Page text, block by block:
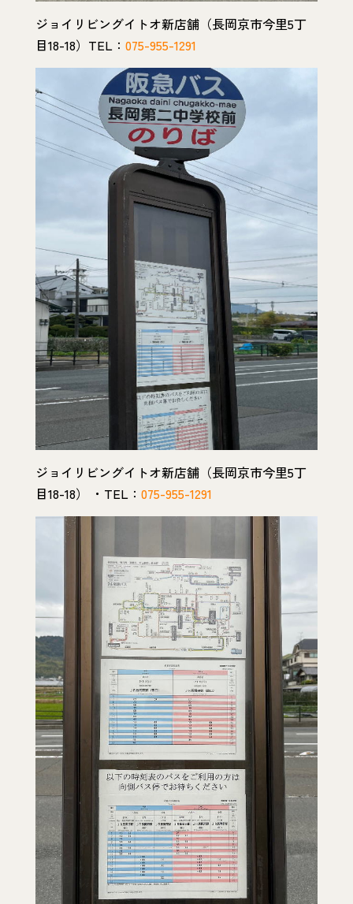
ジョイリビングイトオ新店舗（長岡京市今里5丁
目18-18）TEL： 075-955-1291
ジョイリビングイトオ新店舗（長岡京市今里5丁
目18-18） ・TEL： 075-955-1291